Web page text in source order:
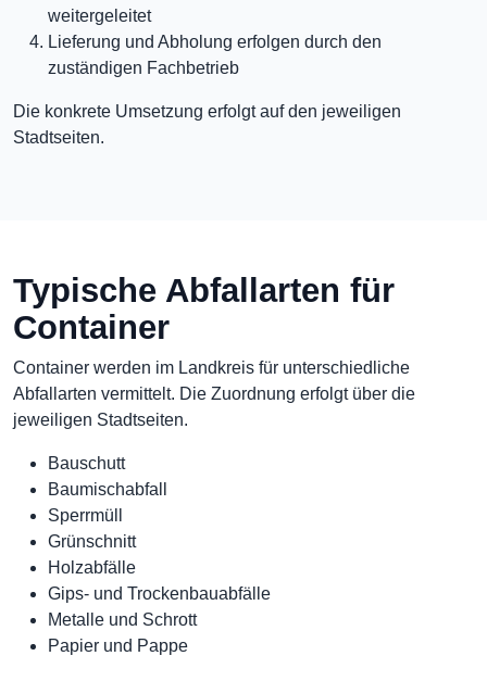
weitergeleitet
Lieferung und Abholung erfolgen durch den
zuständigen Fachbetrieb
Die konkrete Umsetzung erfolgt auf den jeweiligen
Stadtseiten.
Typische Abfallarten für
Container
Container werden im Landkreis für unterschiedliche
Abfallarten vermittelt. Die Zuordnung erfolgt über die
jeweiligen Stadtseiten.
Bauschutt
Baumischabfall
Sperrmüll
Grünschnitt
Holzabfälle
Gips- und Trockenbauabfälle
Metalle und Schrott
Papier und Pappe